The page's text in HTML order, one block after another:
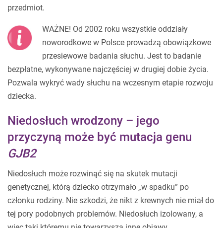
przedmiot.
WAŻNE! Od 2002 roku wszystkie oddziały
noworodkowe w Polsce prowadzą obowiązkowe
przesiewowe badania słuchu. Jest to badanie
bezpłatne, wykonywane najczęściej w drugiej dobie życia.
Pozwala wykryć wady słuchu na wczesnym etapie rozwoju
dziecka.
Niedosłuch wrodzony – jego
przyczyną może być mutacja genu
GJB2
Niedosłuch może rozwinąć się na skutek mutacji
genetycznej, którą dziecko otrzymało „w spadku” po
członku rodziny. Nie szkodzi, że nikt z krewnych nie miał do
tej pory podobnych problemów. Niedosłuch izolowany, a